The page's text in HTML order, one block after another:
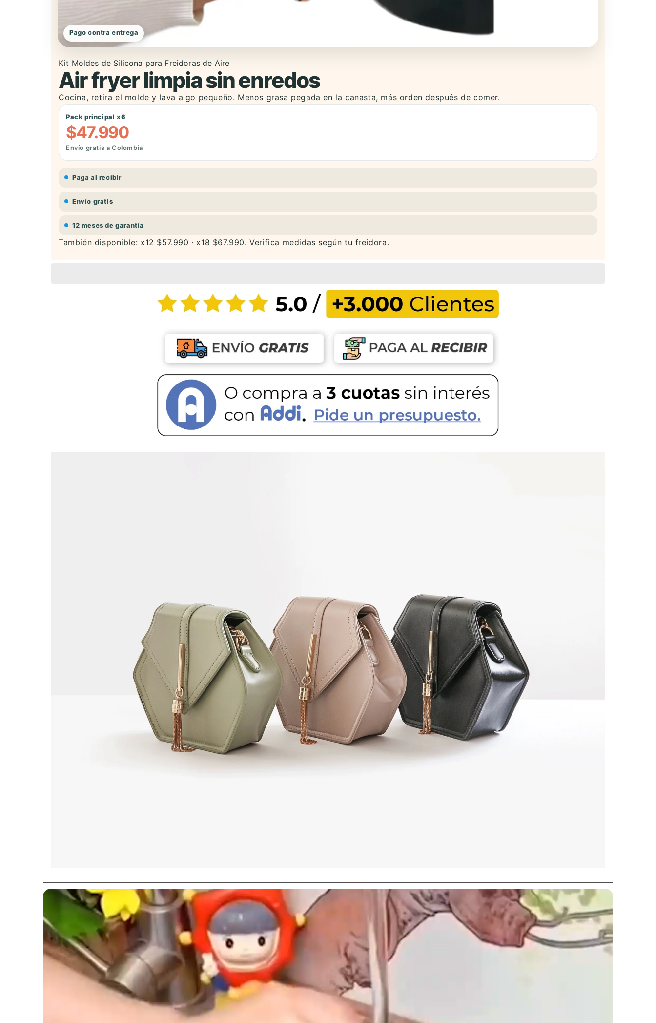
Pago contra entrega
Kit Moldes de Silicona para Freidoras de Aire
Air fryer limpia sin enredos
Cocina, retira el molde y lava algo pequeño. Menos grasa pegada en la canasta, más orden después de comer.
Pack principal x6
$47.990
Envío gratis a Colombia
Paga al recibir
Envío gratis
12 meses de garantía
También disponible: x12 $57.990 · x18 $67.990. Verifica medidas según tu freidora.